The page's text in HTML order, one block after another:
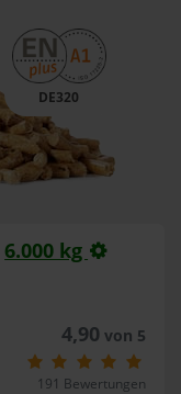
DE320
6.000 kg
4,90 von 5
191 Bewertungen